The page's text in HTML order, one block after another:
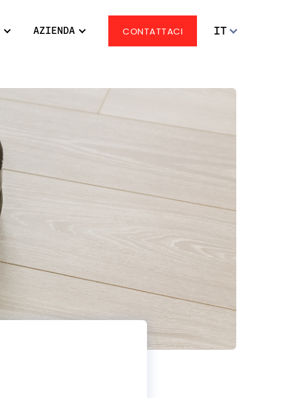
AZIENDA CONTATTACI IT